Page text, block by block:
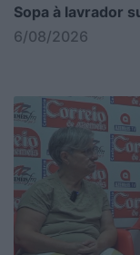
Sopa à lavrador
6/08/2026